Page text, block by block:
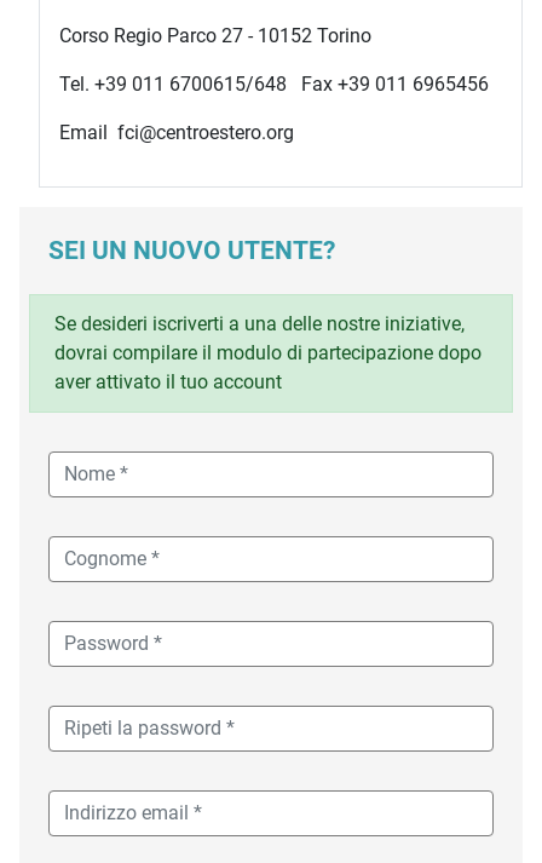
Corso Regio Parco 27 - 10152 Torino
Tel. +39 011 6700615/648 Fax +39 011 6965456
Email fci@centroestero.org
SEI UN NUOVO UTENTE?
Se desideri iscriverti a una delle nostre iniziative,
dovrai compilare il modulo di partecipazione dopo
aver attivato il tuo account